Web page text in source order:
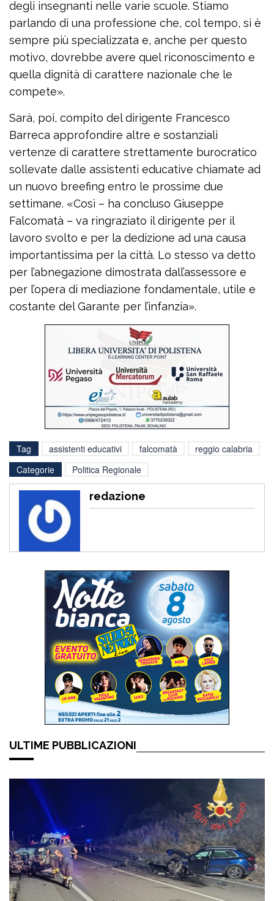
degli insegnanti nelle varie scuole. Stiamo
parlando di una professione che, col tempo, si è
sempre più specializzata e, anche per questo
motivo, dovrebbe avere quel riconoscimento e
quella dignità di carattere nazionale che le
compete».
Sarà, poi, compito del dirigente Francesco
Barreca approfondire altre e sostanziali
vertenze di carattere strettamente burocratico
sollevate dalle assistenti educative chiamate ad
un nuovo breefing entro le prossime due
settimane. «Così – ha concluso Giuseppe
Falcomatà – va ringraziato il dirigente per il
lavoro svolto e per la dedizione ad una causa
importantissima per la città. Lo stesso va detto
per l’abnegazione dimostrata dall’assessore e
per l’opera di mediazione fondamentale, utile e
costante del Garante per l’infanzia».
Tag assistenti educativi falcomatà
reggio calabria
Categorie
Politica Regionale
redazione
ULTIME PUBBLICAZIONI